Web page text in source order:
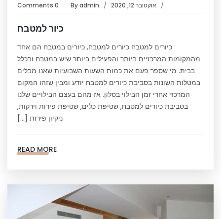
אוקטובר 12, 2020 Byadmin
0 Comments
כיור למטבח
כיורים למטבח כיורים למטבח, כיורים במטבח הם אחד
מהמקומות המרכזיים ביותר והפעילים ביותר שיש במטבח ובכלל
בבית. מי שספר פעם את כמות השעות השבועיות שאנו מבלים
במטלות השונות בסביבת כיורים למטבח יודע ומבין שזהו המקום
המרכזי אחרי זמן הבילוי בסלון. אז מהם בעצם הבילויים שלנו
בסביבת כיורים למטבח, שטיפת כלים, שטיפת פירות וירקות,
ניקיון פירות […]
READ MORE